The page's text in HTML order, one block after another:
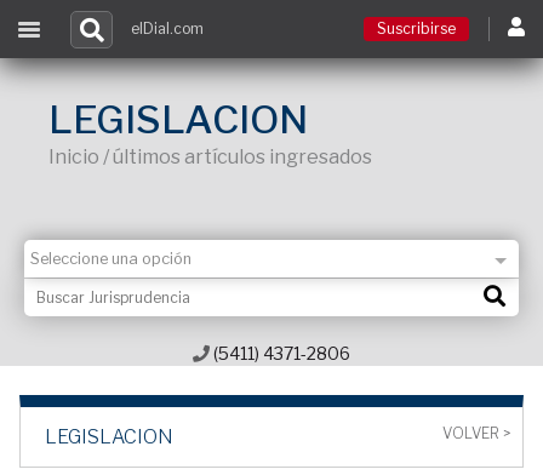
Suscribirse
Contacto
elDial.com Suscribirse
LEGISLACION
Inicio / últimos artículos ingresados
(5411) 4371-2806
LEGISLACION VOLVER >